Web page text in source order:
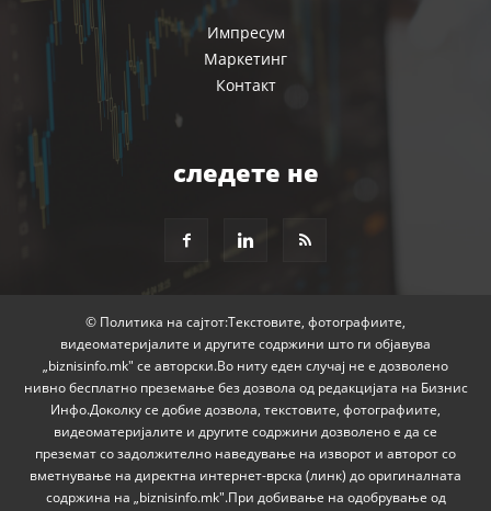
Импресум
Маркетинг
Контакт
следете не
© Политика на сајтот:Текстовите, фотографиите,
видеоматеријалите и другите содржини што ги објавува
„biznisinfo.mk" се авторски.Во ниту еден случај не е дозволено
нивно бесплатно преземање без дозвола од редакцијата на Бизнис
Инфо.Доколку се добие дозвола, текстовите, фотографиите,
видеоматеријалите и другите содржини дозволено е да се
преземат со задолжително наведување на изворот и авторот со
вметнување на директна интернет-врска (линк) до оригиналната
содржина на „biznisinfo.mk".При добивање на одобрување од